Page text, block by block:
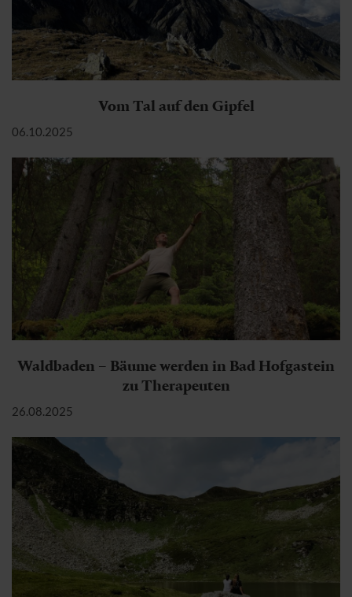
Vom Tal auf den Gipfel
06.10.2025
Waldbaden – Bäume werden in Bad Hofgastein
zu Therapeuten
26.08.2025